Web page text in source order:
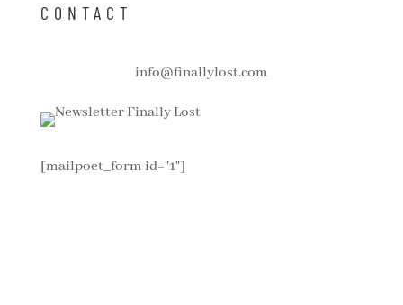
CONTACT
info@finallylost.com
[mailpoet_form id="1"]